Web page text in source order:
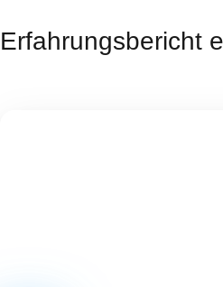
Erfahrungsbericht